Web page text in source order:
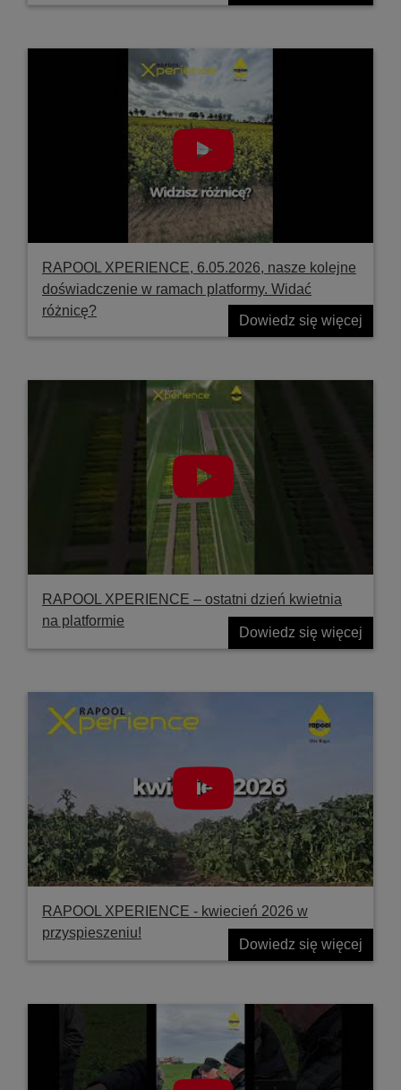
RAPOOL XPERIENCE, 6.05.2026, nasze kolejne
doświadczenie w ramach platformy. Widać
różnicę?
Dowiedz się więcej
RAPOOL XPERIENCE – ostatni dzień kwietnia
na platformie
Dowiedz się więcej
RAPOOL XPERIENCE - kwiecień 2026 w
przyspieszeniu!
Dowiedz się więcej